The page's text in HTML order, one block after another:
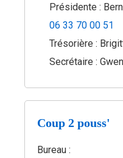
Présidente :
06 33 70 00 51
Trésorière :
Secrétaire :
Coup 2 pouss'
Bureau :